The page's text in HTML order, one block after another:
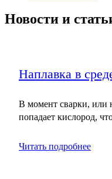
Новости и
Наплавка в
В момент сварки, или
попадает кислород,
Читать подробнее